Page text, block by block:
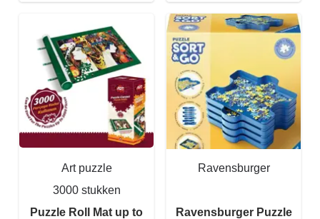
Art puzzle
3000 stukken
Puzzle Roll Mat up to
Ravensburger
Ravensburger Puzzle